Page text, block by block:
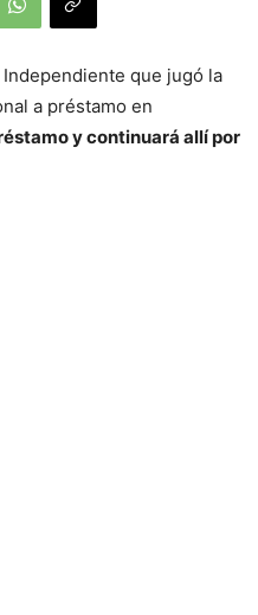
que jugó la
a préstamo en
y continuará allí por